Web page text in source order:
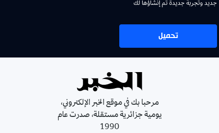
جديد وتجربة جديدة تم إنشاؤها لك
تحميل
مرحبا بك في موقع الخبر الإلكتروني،
يومية جزائرية مستقلة، صدرت عام
1990